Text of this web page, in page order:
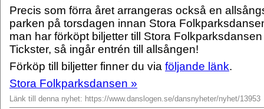
Precis som förra året arrangeras också en
parken på torsdagen innan Stora
man har förköpt biljetter till Stora
Tickster, så ingår entrén till allsången!
Förköp till biljetter finner du via följande länk.
Stora Folkparksdansen »
Länk till denna nyhet: https://www.danslogen.se/dansnyheter/nyhet/13953